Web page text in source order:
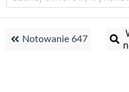
Notowanie 647